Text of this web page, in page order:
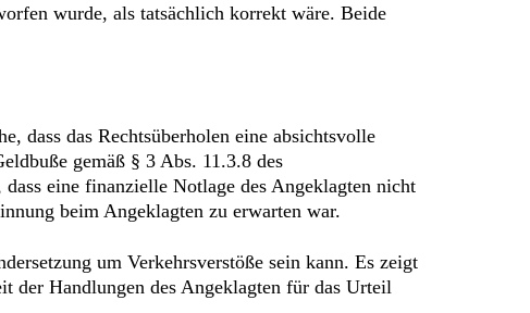
wurde, als tatsächlich korrekt wäre. Beide
dass das Rechtsüberholen eine absichtsvolle
gemäß § 3 Abs. 11.3.8 des
eine finanzielle Notlage des Angeklagten nicht
beim Angeklagten zu erwarten war.
um Verkehrsverstöße sein kann. Es zeigt
der Handlungen des Angeklagten für das Urteil